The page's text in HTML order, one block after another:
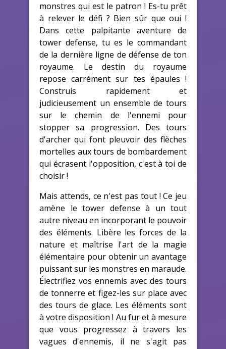
monstres qui est le patron ! Es-tu prêt
à relever le défi ? Bien sûr que oui !
Dans cette palpitante aventure de
tower defense, tu es le commandant
de la dernière ligne de défense de ton
royaume. Le destin du royaume
repose carrément sur tes épaules !
Construis rapidement et
judicieusement un ensemble de tours
sur le chemin de l'ennemi pour
stopper sa progression. Des tours
d'archer qui font pleuvoir des flèches
mortelles aux tours de bombardement
qui écrasent l'opposition, c'est à toi de
choisir !
Mais attends, ce n'est pas tout ! Ce jeu
amène le tower defense à un tout
autre niveau en incorporant le pouvoir
des éléments. Libère les forces de la
nature et maîtrise l'art de la magie
élémentaire pour obtenir un avantage
puissant sur les monstres en maraude.
Électrifiez vos ennemis avec des tours
de tonnerre et figez-les sur place avec
des tours de glace. Les éléments sont
à votre disposition ! Au fur et à mesure
que vous progressez à travers les
vagues d'ennemis, il ne s'agit pas